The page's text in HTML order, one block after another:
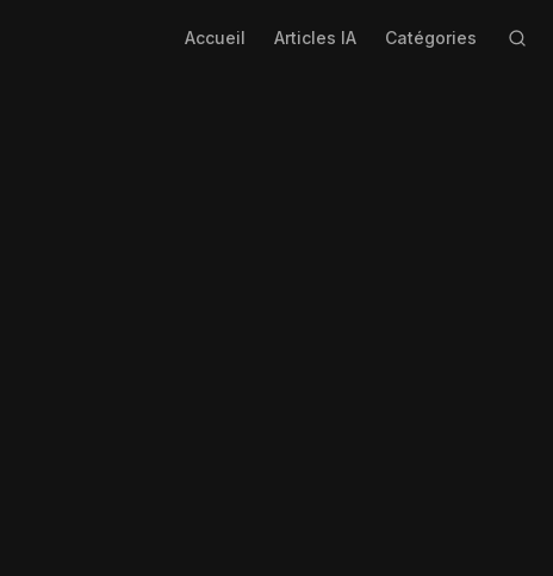
Accueil Articles IA Catégories